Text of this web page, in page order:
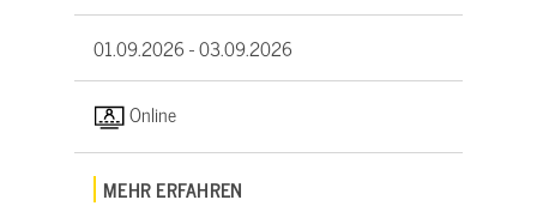
01.09.2026 -03.09.2026
Online
MEHR ERFAHREN